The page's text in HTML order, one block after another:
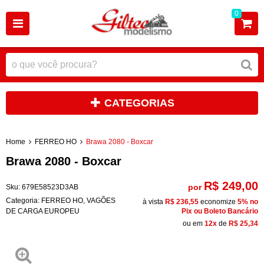
0
CATEGORIAS
Home FERREO HO Brawa 2080 - Boxcar
Brawa 2080 - Boxcar
Sku: 679E58523D3AB
Categoria: FERREO HO VAGÕES
DE CARGA EUROPEU
por R$ 249,00
à vista R$ 236,55 economize 5% no
Pix ou Boleto Bancário
ou em 12x de R$ 25,34